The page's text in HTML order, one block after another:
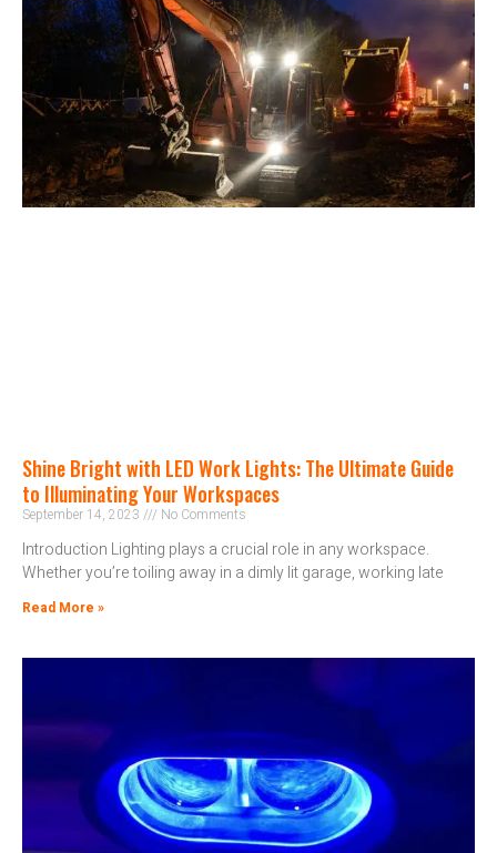
Shine Bright with LED Work Lights: The Ultimate Guide
to Illuminating Your Workspaces
September 14, 2023 No Comments
Introduction Lighting plays a crucial role in any workspace.
Whether you’re toiling away in a dimly lit garage, working late
Read More »